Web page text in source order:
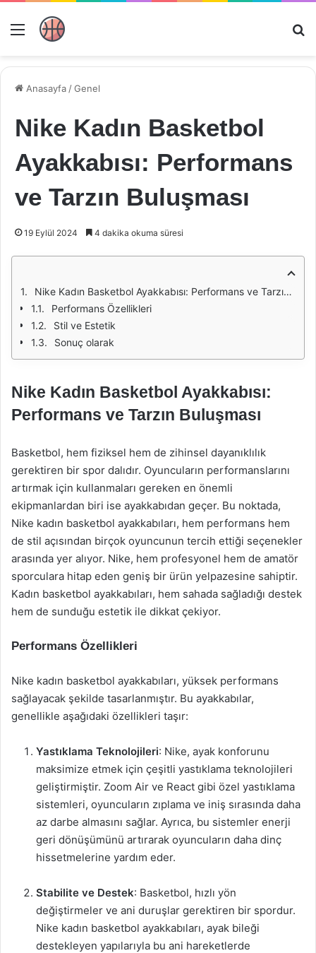
Menü
Anasayfa /Genel
Nike Kadın Basketbol
Ayakkabısı: Performans
ve Tarzın Buluşması
19 Eylül 2024 4 dakika okuma süresi
Nike Kadın Basketbol Ayakkabısı: Performans ve Tarzın Buluşması
Performans Özellikleri
Stil ve Estetik
Sonuç olarak
Nike Kadın Basketbol Ayakkabısı:
Performans ve Tarzın Buluşması
Basketbol, hem fiziksel hem de zihinsel dayanıklılık
gerektiren bir spor dalıdır. Oyuncuların performanslarını
artırmak için kullanmaları gereken en önemli
ekipmanlardan biri ise ayakkabıdan geçer. Bu noktada,
Nike kadın basketbol ayakkabıları, hem performans hem
de stil açısından birçok oyuncunun tercih ettiği seçenekler
arasında yer alıyor. Nike, hem profesyonel hem de amatör
sporculara hitap eden geniş bir ürün yelpazesine sahiptir.
Kadın basketbol ayakkabıları, hem sahada sağladığı destek
hem de sunduğu estetik ile dikkat çekiyor.
Performans Özellikleri
Nike kadın basketbol ayakkabıları, yüksek performans
sağlayacak şekilde tasarlanmıştır. Bu ayakkabılar,
genellikle aşağıdaki özellikleri taşır:
Yastıklama Teknolojileri: Nike, ayak konforunu
maksimize etmek için çeşitli yastıklama teknolojileri
geliştirmiştir. Zoom Air ve React gibi özel yastıklama
sistemleri, oyuncuların zıplama ve iniş sırasında daha
az darbe almasını sağlar. Ayrıca, bu sistemler enerji
geri dönüşümünü artırarak oyuncuların daha dinç
hissetmelerine yardım eder.
Stabilite ve Destek: Basketbol, hızlı yön
değiştirmeler ve ani duruşlar gerektiren bir spordur.
Nike kadın basketbol ayakkabıları, ayak bileği
destekleyen yapılarıyla bu ani hareketlerde